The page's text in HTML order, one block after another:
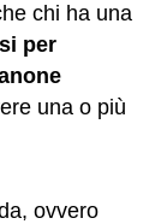
chi ha una
per
una o più
ovvero